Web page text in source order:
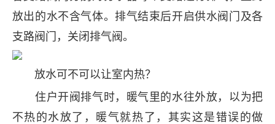
放出的水不含气体。排气结束后开启供水阀门及各
支路阀门，关闭排气阀。
放水可不可以让室内热？
住户开阀排气时，暖气里的水往外放，以为把
不热的水放了，暖气就热了，其实这是错误的做